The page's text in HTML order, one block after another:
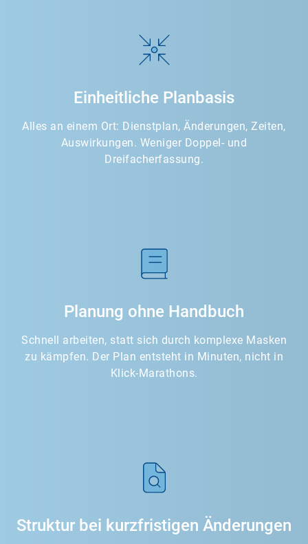
Einheitliche Planbasis
Alles an einem Ort: Dienstplan, Änderungen, Zeiten,
Auswirkungen. Weniger Doppel- und
Dreifacherfassung.
Planung ohne Handbuch
Schnell arbeiten, statt sich durch komplexe Masken
zu kämpfen. Der Plan entsteht in Minuten, nicht in
Klick-Marathons.
Struktur bei kurzfristigen Änderungen